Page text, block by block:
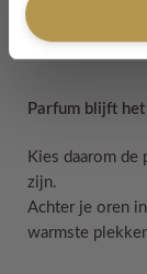
Parfum blijft
Kies daarom
zijn.
Achter je oren
warmste